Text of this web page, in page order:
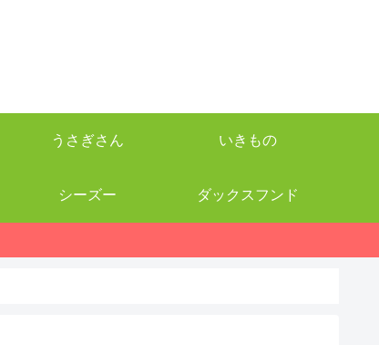
うさぎさん いきもの
シーズー ダックスフンド